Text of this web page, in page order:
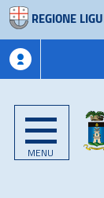
REGIONE
MENU